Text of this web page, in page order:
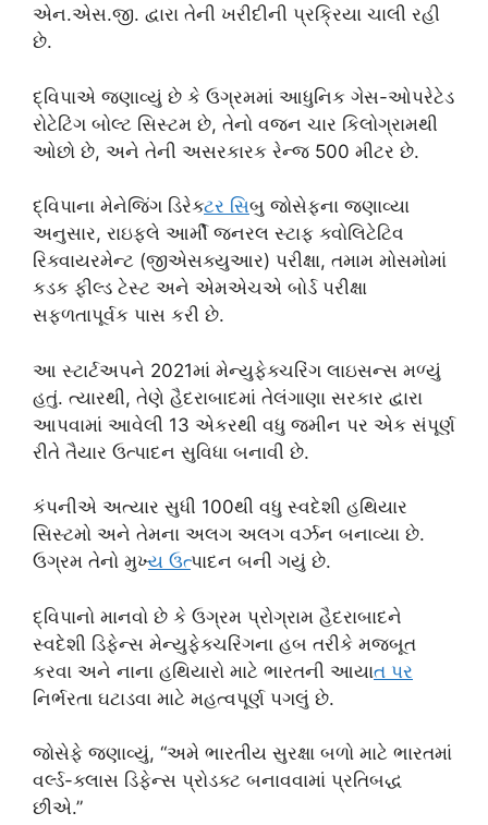
એન.એસ.જી. દ્વારા તેની ખરીદીની પ્રક્રિયા ચાલી રહી
છે.
દ્વિપાએ જણાવ્યું છે કે ઉગ્રમમાં આધુનિક ગેસ-ઓપરેટેડ
રોટેટિંગ બોલ્ટ સિસ્ટમ છે, તેનો વજન ચાર કિલોગ્રામથી
ઓછો છે, અને તેની અસરકારક રેન્જ 500 મીટર છે.
દ્વિપાના મેનેજિંગ ડિરેક્ટર સિબુ જોસેફના જણાવ્યા
અનુસાર, રાઇફલે આર્મી જનરલ સ્ટાફ ક્વોલિટેટિવ
રિક્વાયરમેન્ટ (જીએસક્યુઆર) પરીક્ષા, તમામ મોસમોમાં
કડક ફીલ્ડ ટેસ્ટ અને એમએચએ બોર્ડ પરીક્ષા
સફળતાપૂર્વક પાસ કરી છે.
આ સ્ટાર્ટઅપને 2021માં મેન્યુફેક્ચરિંગ લાઇસન્સ મળ્યું
હતું. ત્યારથી, તેણે હૈદરાબાદમાં તેલંગાણા સરકાર દ્વારા
આપવામાં આવેલી 13 એકરથી વધુ જમીન પર એક સંપૂર્ણ
રીતે તૈયાર ઉત્પાદન સુવિધા બનાવી છે.
કંપનીએ અત્યાર સુધી 100થી વધુ સ્વદેશી હથિયાર
સિસ્ટમો અને તેમના અલગ અલગ વર્ઝન બનાવ્યા છે.
ઉગ્રમ તેનો મુખ્ય ઉત્પાદન બની ગયું છે.
દ્વિપાનો માનવો છે કે ઉગ્રમ પ્રોગ્રામ હૈદરાબાદને
સ્વદેશી ડિફેન્સ મેન્યુફેક્ચરિંગના હબ તરીકે મજબૂત
કરવા અને નાના હથિયારો માટે ભારતની આયાત પર
નિર્ભરતા ઘટાડવા માટે મહત્વપૂર્ણ પગલું છે.
જોસેફે જણાવ્યું, “અમે ભારતીય સુરક્ષા બળો માટે ભારતમાં
વર્લ્ડ-ક્લાસ ડિફેન્સ પ્રોડક્ટ બનાવવામાં પ્રતિબદ્ધ
છીએ.”